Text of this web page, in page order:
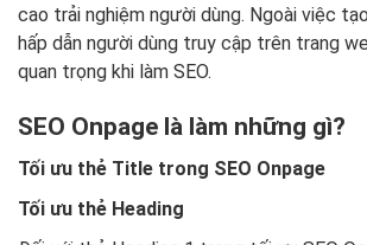
cao trải nghiệm người dùng. Ngoài việc
hấp dẫn người dùng truy cập trên trang
quan trọng khi làm SEO.
SEO Onpage là làm những gì?
Tối ưu thẻ Title trong SEO Onpage
Tối ưu thẻ Heading